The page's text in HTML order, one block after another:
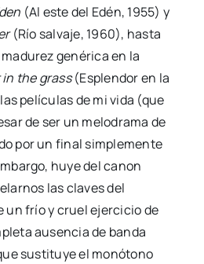
(Al este del Edén, 1955) y
(Río salvaje, 1960), hasta
genérica en la
the grass(Esplendor en la
películas de mi vida (que
de ser un melodrama de
por un final simplemente
huye del canon
las claves del
un frío y cruel ejercicio de
ausencia de banda
sustituye el monótono